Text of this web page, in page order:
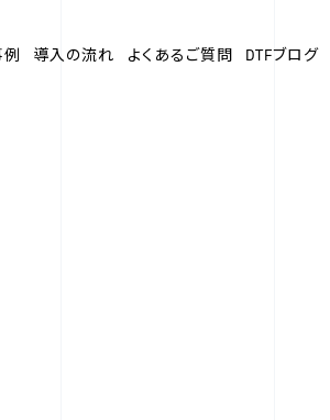
導入の流れ よくあるご質問 DTFブログ